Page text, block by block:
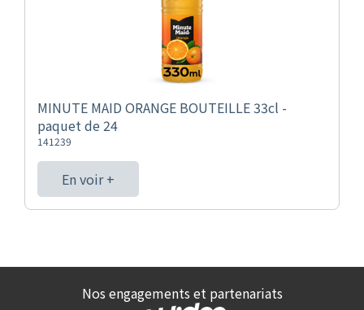
MINUTE MAID ORANGE BOUTEILLE 33cl -
paquet de 24
141239
En voir +
Nos engagements et partenariats